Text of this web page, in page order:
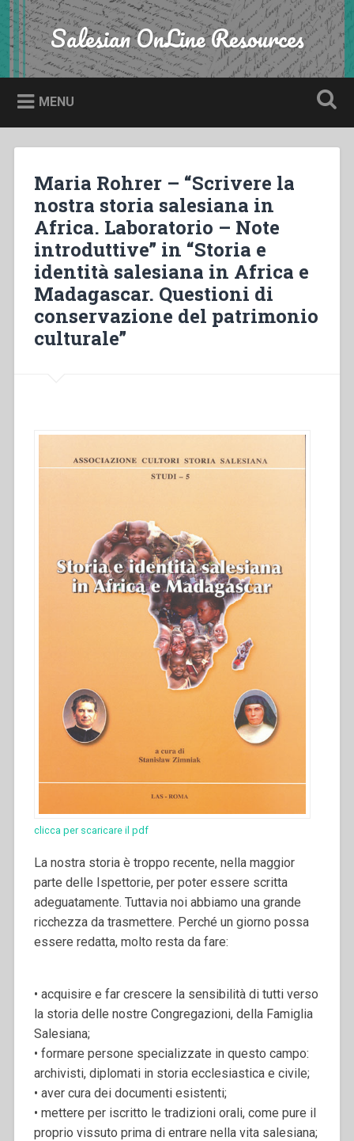
Skip
to
content
Search Salesian OnLine Resources
MENU
Maria Rohrer – “Scrivere la
nostra storia salesiana in
Africa. Laboratorio – Note
introduttive” in “Storia e
identità salesiana in Africa e
Madagascar. Questioni di
conservazione del patrimonio
culturale”
clicca per scaricare il pdf
La nostra storia è troppo recente, nella maggior
parte delle Ispettorie, per poter essere scritta
adeguatamente. Tuttavia noi abbiamo una grande
ricchezza da trasmettere. Perché un giorno possa
essere redatta, molto resta da fare:
• acquisire e far crescere la sensibilità di tutti verso
la storia delle nostre Congregazioni, della Famiglia
Salesiana;
• formare persone specializzate in questo campo:
archivisti, diplomati in storia ecclesiastica e civile;
• aver cura dei documenti esistenti;
• mettere per iscritto le tradizioni orali, come pure il
proprio vissuto prima di entrare nella vita salesiana;